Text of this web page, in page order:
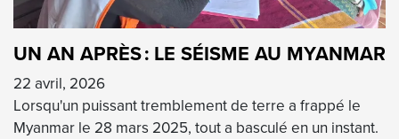
UN AN APRÈS : LE SÉISME AU MYANMAR
22 avril, 2026
Lorsqu'un puissant tremblement de terre a frappé le
Myanmar le 28 mars 2025, tout a basculé en un instant.